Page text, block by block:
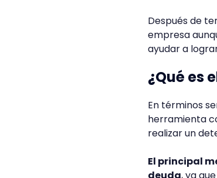
Después de
empresa
ayudar a
¿Qué es
En términos
herramienta
realizar un
El principal